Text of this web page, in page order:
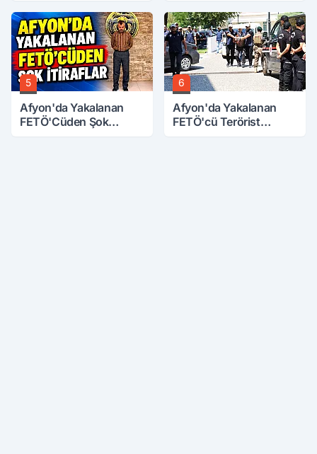
5
Afyon'da Yakalanan
FETÖ'Cüden Şok
6
Afyon'da Yakalanan
FETÖ'cü Terörist